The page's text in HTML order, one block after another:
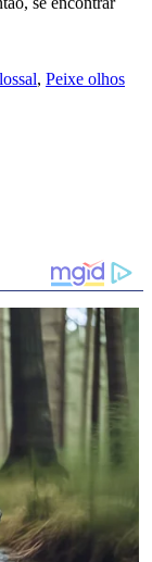
, Peixe olhos